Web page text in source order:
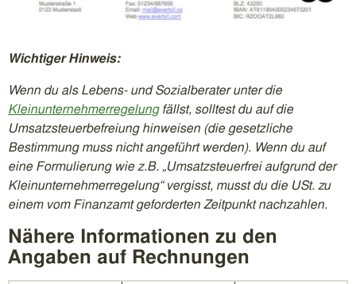
Wichtiger Hinweis:
Wenn du als Lebens- und Sozialberater unter die
Kleinunternehmerregelungfällst, solltest du auf die
Umsatzsteuerbefreiung hinweisen (die gesetzliche
Bestimmung muss nicht angeführt werden). Wenn du auf
eine Formulierung wie z.B. „Umsatzsteuerfrei aufgrund der
Kleinunternehmerregelung“ vergisst, musst du die USt. zu
einem vom Finanzamt geforderten Zeitpunkt nachzahlen.
Nähere Informationen zu den
Angaben auf Rechnungen